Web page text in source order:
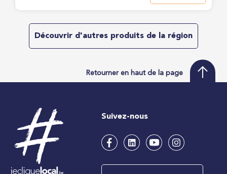
Découvrir d'autres produits de la région
Retourner en haut de la page
Suivez-nous